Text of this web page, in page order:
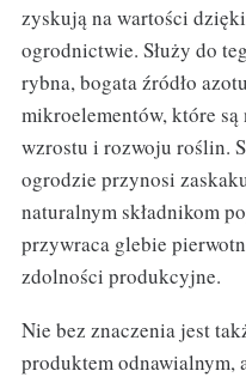
zyskują na wartości
ogrodnictwie. Służy do
rybna, bogata źródło
mikroelementów, które
wzrostu i rozwoju roślin.
ogrodzie przynosi
naturalnym składnikom
przywraca glebie
zdolności produkcyjne.
Nie bez znaczenia jest
produktem odnawialnym,